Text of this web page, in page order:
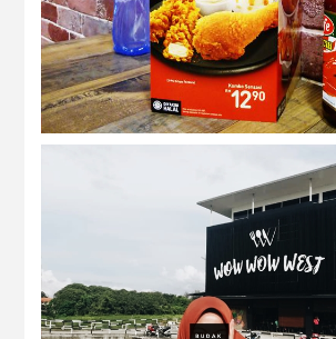
wow wow west | western